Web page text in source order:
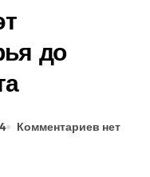
до
Комментариев нет